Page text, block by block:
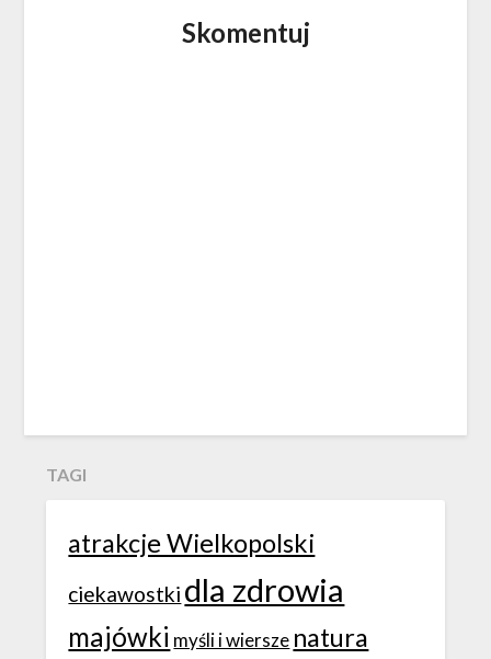
Skomentuj
TAGI
atrakcje Wielkopolski
ciekawostki dla zdrowia
majówki myśli i wiersze natura